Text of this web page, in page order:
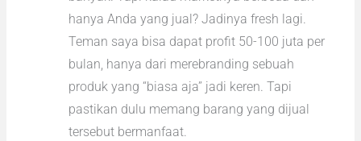
hanya Anda yang jual? Jadinya fresh lagi.
Teman saya bisa dapat profit 50-100 juta per
bulan, hanya dari merebranding sebuah
produk yang “biasa aja” jadi keren. Tapi
pastikan dulu memang barang yang dijual
tersebut bermanfaat.